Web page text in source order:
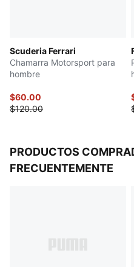
Scuderia Ferrari
Chamarra Motorsport para
hombre
$60.00
$120.00
PRODUCTOS
FRECUENTEMENTE